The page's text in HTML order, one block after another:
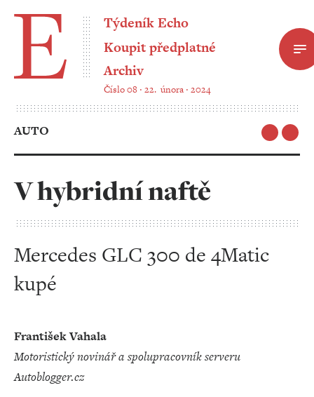
Týdeník Echo
Koupit předplatné
Archiv
Číslo 08 ‧ 22. února ‧ 2024
AUTO
V hybridní naftě
Mercedes GLC 300 de 4Matic
kupé
František Vahala
motoristický novinář a spolupracovník serveru
Autoblogger.cz